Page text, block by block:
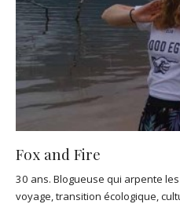
Fox and Fire
30 ans. Blogueuse qui arpente
voyage, transition écologique,